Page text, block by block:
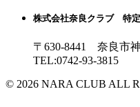
株式会社奈良クラブ 特
〒630-8441 奈良市
TEL:0742-93-3815
© 2026 NARA CLUB ALL